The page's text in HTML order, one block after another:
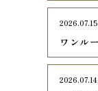
ワンル
2026.07.15
2026.07.14